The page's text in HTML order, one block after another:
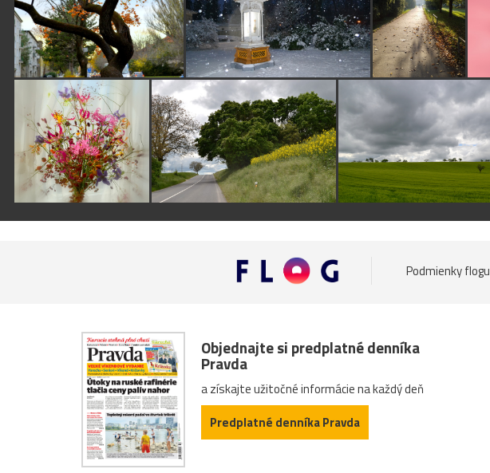
Podmienky flogu
Objednajte si predplatné denníka
Pravda
a získajte užitočné informácie na každý deň
Predplatné denníka Pravda